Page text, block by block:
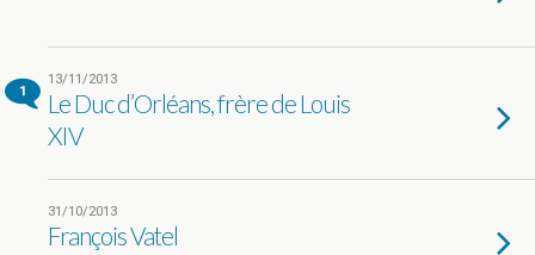
1
13/11/2013
Le Duc d’Orléans, frère de Louis
XIV
31/10/2013
François Vatel